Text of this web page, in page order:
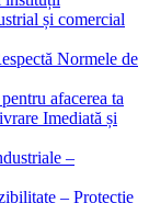
și comercial
Normele de
afacerea ta
Imediată și
–
– Protecție